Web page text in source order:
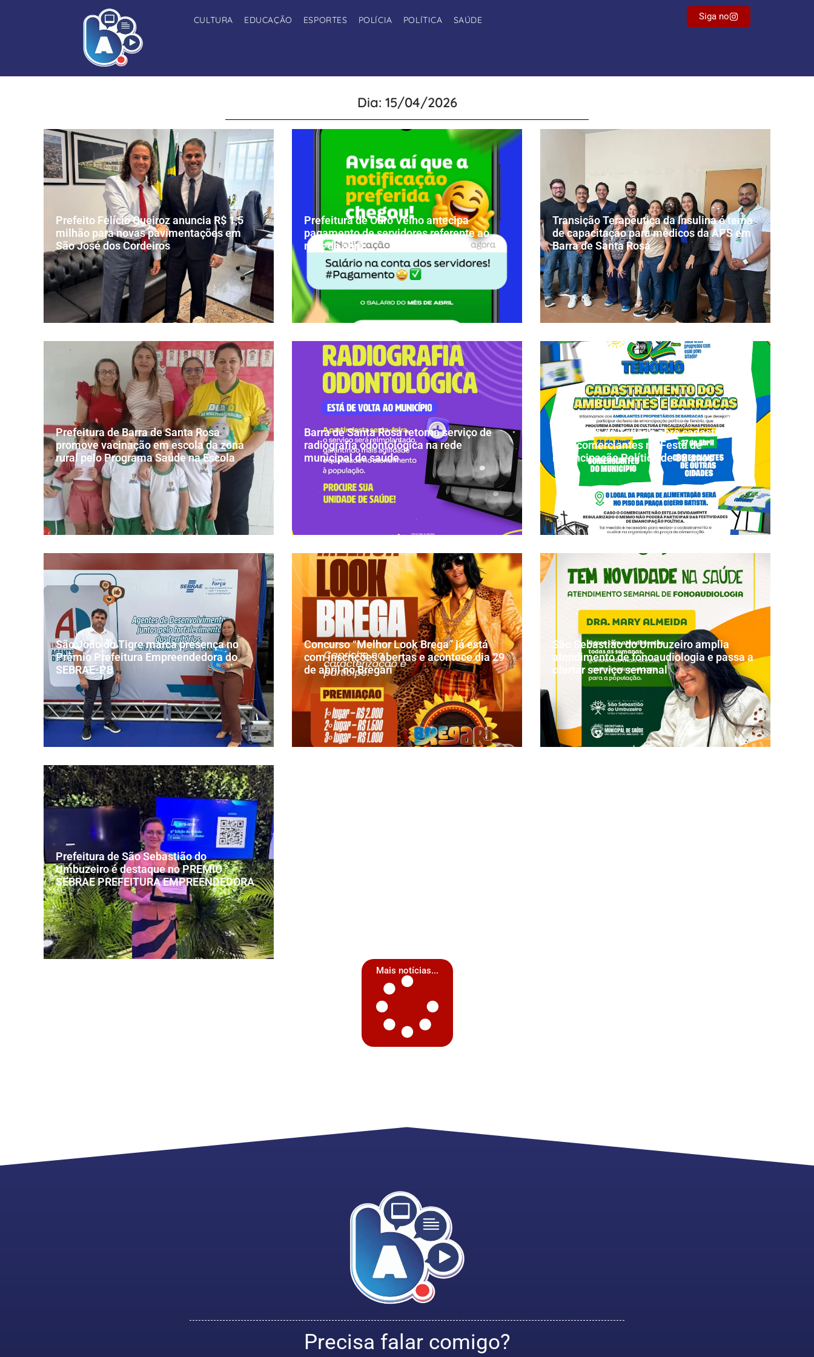
CULTURA EDUCAÇÃO ESPORTES POLÍCIA POLÍTICA SAÚDE Siga no
Dia: 15/04/2026
Prefeito Felício Queiroz anuncia R$ 1,5
milhão para novas pavimentações em
São José dos Cordeiros
Prefeitura de Ouro Velho antecipa
pagamento de servidores referente ao
mês de abril
Transição Terapêutica da Insulina é tema
de capacitação para médicos da APS em
Barra de Santa Rosa
Prefeitura de Barra de Santa Rosa
promove vacinação em escola da zona
rural pelo Programa Saúde na Escola
Barra de Santa Rosa retoma serviço de
radiografia odontológica na rede
municipal de saúde
Prefeitura de Tenório abre cadastramento
para comerciantes na Festa de
Emancipação Política de 32 anos
São João do Tigre marca presença no
Prêmio Prefeitura Empreendedora do
SEBRAE-PB
Concurso “Melhor Look Brega” já está
com inscrições abertas e acontece dia 29
de abril no Bregari
São Sebastião do Umbuzeiro amplia
atendimento de fonoaudiologia e passa a
ofertar serviço semanal
Prefeitura de São Sebastião do
Umbuzeiro é destaque no PREMIO
SEBRAE PREFEITURA EMPREENDEDORA
Mais notícias...
Precisa falar comigo?